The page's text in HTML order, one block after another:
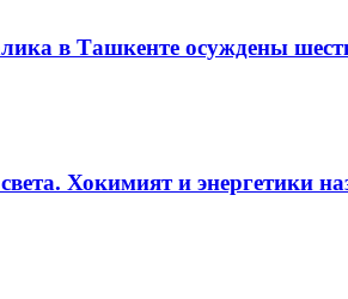
в Ташкенте осуждены
Хокимият и энергетики